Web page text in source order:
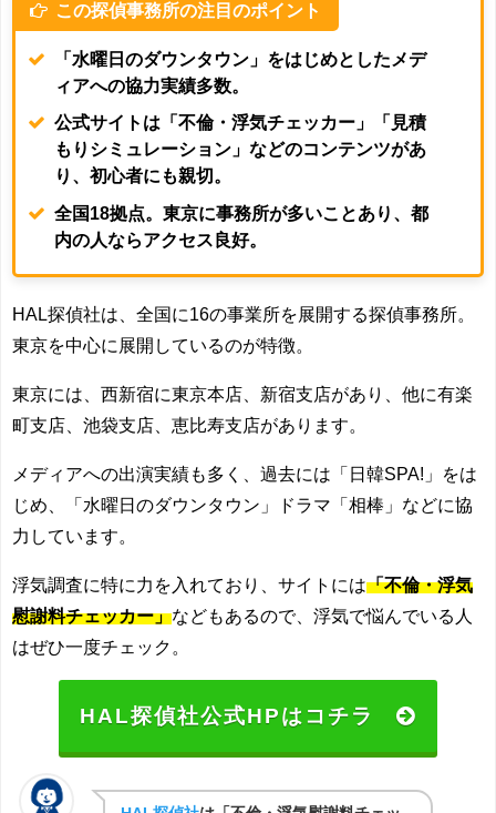
この探偵事務所の注目のポイント
「水曜日のダウンタウン」をはじめとしたメデ
ィアへの協力実績多数。
公式サイトは「不倫・浮気チェッカー」「見積
もりシミュレーション」などのコンテンツがあ
り、初心者にも親切。
全国18拠点。東京に事務所が多いことあり、都
内の人ならアクセス良好。
HAL探偵社は、全国に16の事業所を展開する探偵事務所。
東京を中心に展開しているのが特徴。
東京には、西新宿に東京本店、新宿支店があり、他に有楽
町支店、池袋支店、恵比寿支店があります。
メディアへの出演実績も多く、過去には「日韓SPA!」をは
じめ、「水曜日のダウンタウン」ドラマ「相棒」などに協
力しています。
浮気調査に特に力を入れており、サイトには「不倫・浮気
慰謝料チェッカー」などもあるので、浮気で悩んでいる人
はぜひ一度チェック。
HAL探偵社公式HPはコチラ